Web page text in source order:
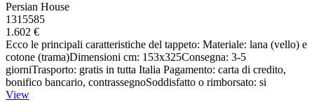
Persian House
1315585
1.602 €
Ecco le principali caratteristiche del tappeto: Materiale: lana (vello) e
cotone (trama)Dimensioni cm: 153x325Consegna: 3-5
giorniTrasporto: gratis in tutta Italia Pagamento: carta di credito,
bonifico bancario, contrassegnoSoddisfatto o rimborsato: si
View